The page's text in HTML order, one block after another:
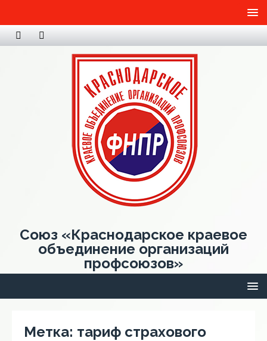
Союз «Краснодарское краевое
объединение организаций
профсоюзов»
Метка: тариф страхового